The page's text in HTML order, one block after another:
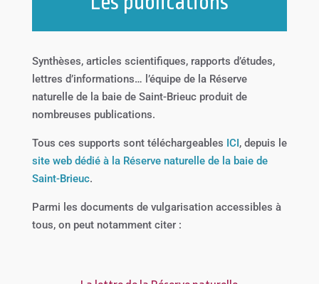
Synthèses, articles scientifiques, rapports d’études,
lettres d’informations… l’équipe de la Réserve
naturelle de la baie de Saint-Brieuc produit de
nombreuses publications.
Tous ces supports sont téléchargeables ICI, depuis le
site web dédié à la Réserve naturelle de la baie de
Saint-Brieuc.
Parmi les documents de vulgarisation accessibles à
tous, on peut notamment citer :